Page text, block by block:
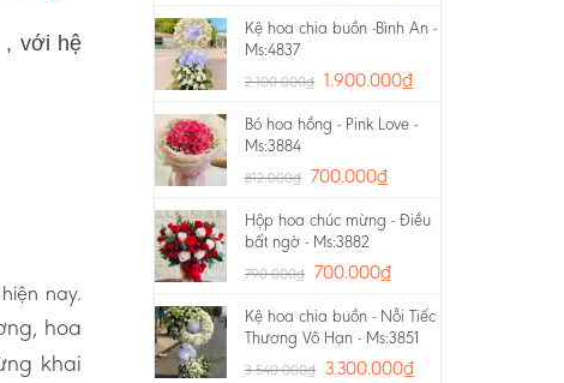
, với hệ
nay.
hoa
khai
Kệ hoa chia buồn -Bình An -
Ms:4837
2.100.000₫ 1.900.000₫
Bó hoa hồng - Pink Love -
Ms:3884
812.000₫ 700.000₫
Hộp hoa chúc mừng - Điều
bất ngờ - Ms:3882
790.000₫ 700.000₫
Kệ hoa chia buồn - Nỗi Tiếc
Thương Vô Hạn - Ms:3851
3.540.000₫ 3.300.000₫